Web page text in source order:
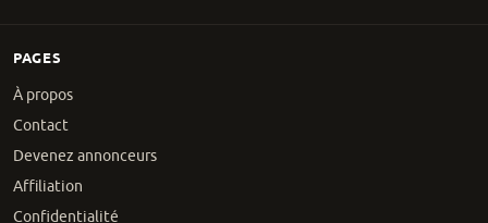
PAGES
À propos
Contact
Devenez annonceurs
Affiliation
Confidentialité